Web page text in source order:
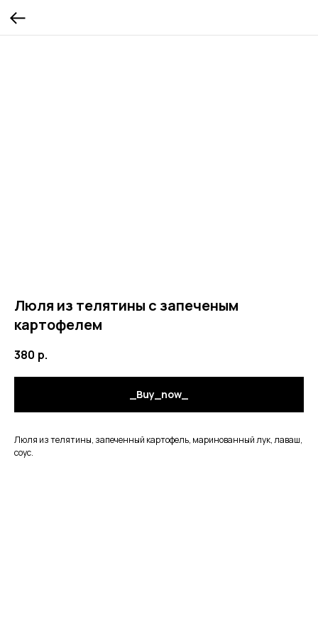
Люля из телятины с запеченым
картофелем
380 р.
_Buy_now_
Люля из телятины, запеченный картофель, маринованный лук, лаваш,
соус.